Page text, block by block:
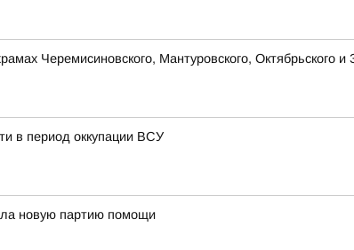
Черемисиновского, Мантуровского, Октябрьского и
в период оккупации ВСУ
новую партию помощи